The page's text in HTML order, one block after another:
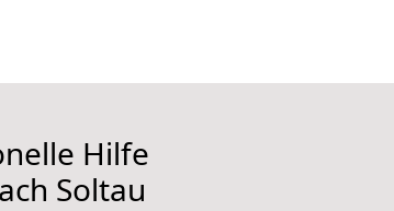
Hilfe
Soltau